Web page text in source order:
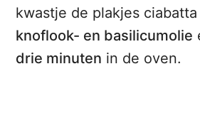
kwastje de plakjes
knoflook- en basilicumolie
drie minuten in de oven.